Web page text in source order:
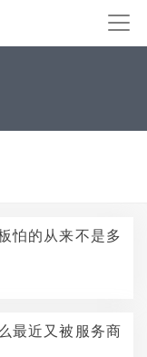
怕的从来不是多
最近又被服务商